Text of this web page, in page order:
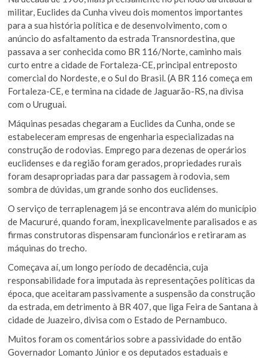
militar, Euclides da Cunha viveu dois momentos importantes
para a sua história política e de desenvolvimento, com o
anúncio do asfaltamento da estrada Transnordestina, que
passava a ser conhecida como BR 116/Norte, caminho mais
curto entre a cidade de Fortaleza-CE, principal entreposto
comercial do Nordeste, e o Sul do Brasil. (A BR 116 começa em
Fortaleza-CE, e termina na cidade de Jaguarão-RS, na divisa
com o Uruguai.
Máquinas pesadas chegaram a Euclides da Cunha, onde se
estabeleceram empresas de engenharia especializadas na
construção de rodovias. Emprego para dezenas de operários
euclidenses e da região foram gerados, propriedades rurais
foram desapropriadas para dar passagem à rodovia, sem
sombra de dúvidas, um grande sonho dos euclidenses.
O serviço de terraplenagem já se encontrava além do município
de Macururé, quando foram, inexplicavelmente paralisados e as
firmas construtoras dispensaram funcionários e retiraram as
máquinas do trecho.
Começava aí, um longo período de decadência, cuja
responsabilidade fora imputada às representações políticas da
época, que aceitaram passivamente a suspensão da construção
da estrada, em detrimento à BR 407, que liga Feira de Santana à
cidade de Juazeiro, divisa com o Estado de Pernambuco.
Muitos foram os comentários sobre a passividade do então
Governador Lomanto Júnior e os deputados estaduais e